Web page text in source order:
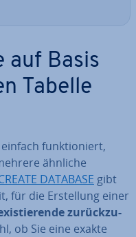
auf Basis
Tabelle
funk­tio­niert,
ähnliche
DATABASE gibt
für die Er­stel­lung einer
zu­rück­zu­
ob Sie eine exakte